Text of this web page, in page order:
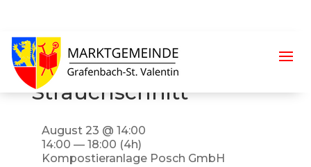
Übernahme von
Grünschnitt und
Strauchschnitt
August 23 @ 14:00
14:00 — 18:00 (4h)
Kompostieranlage Posch GmbH